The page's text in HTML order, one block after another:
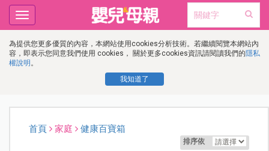
為提供您更多優質的內容，本網站使用cookies分析技術。若繼續閱覽本網站內
容，即表示您同意我們使用 cookies， 關於更多cookies資訊請閱讀我們的隱私
權說明 。
我知道了
Toggle
navigation
首頁 家庭 健康百寶箱
排序依